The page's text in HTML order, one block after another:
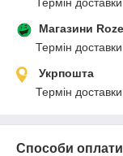
Магазини
Термін
Укрпошта
Термін
Способи оплати